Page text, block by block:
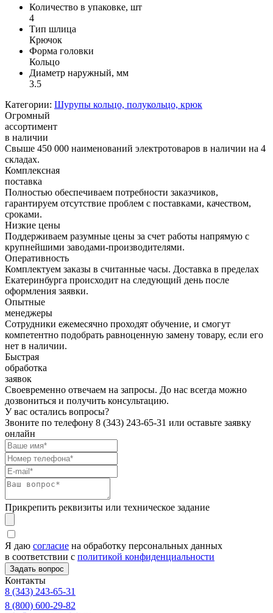
Количество в упаковке, шт
4
Тип шлица
Крючок
Форма головки
Кольцо
Диаметр наружный, мм
3.5
Категории: Шурупы кольцо, полукольцо, крюк
Огромный
ассортимент
в наличии
Свыше 450 000 наименований электротоваров в наличии на 4
складах.
Комплексная
поставка
Полностью обеспечиваем потребности заказчиков,
гарантируем отсутствие проблем с поставками, качеством,
сроками.
Низкие цены
Поддерживаем разумные цены за счет работы напрямую с
крупнейшими заводами-производителями.
Оперативность
Комплектуем заказы в считанные часы. Доставка в пределах
Екатеринбурга происходит на следующий день после
оформления заявки.
Опытные
менеджеры
Сотрудники ежемесячно проходят обучение, и смогут
компетентно подобрать равноценную замену товару, если его
нет в наличии.
Быстрая
обработка
заявок
Своевременно отвечаем на запросы. До нас всегда можно
дозвониться и получить консультацию.
У вас остались вопросы?
Звоните по телефону 8 (343) 243-65-31 или оставьте заявку
онлайн
Прикрепить реквизиты или техническое задание
Я даю согласие на обработку персональных данных
в соответствии с политикой конфиденциальности
Контакты
8 (343) 243-65-31
8 (800) 600-29-82